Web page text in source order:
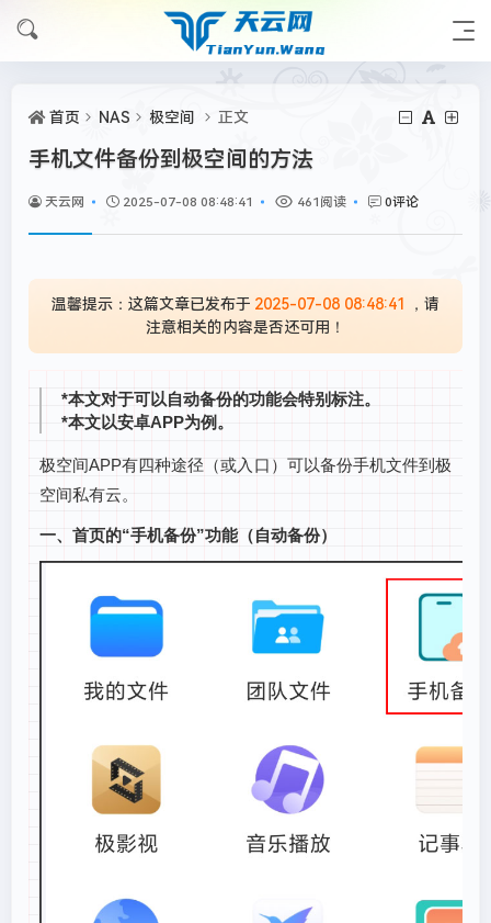
首页 NAS 极空间 正文
手机文件备份到极空间的方法
天云网 2025-07-08 08:48:41 461阅读 0评论
温馨提示：这篇文章已发布于 2025-07-08 08:48:41
，请
注意相关的内容是否还可用！
*本文对于可以自动备份的功能会特别标注。
*本文以安卓APP为例。
极空间APP有四种途径（或入口）可以备份手机文件到极
空间私有云。
一、首页的“手机备份”功能（自动备份）